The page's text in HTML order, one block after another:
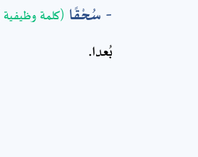
سُحْقًا (كلمة
بُعدا.
are